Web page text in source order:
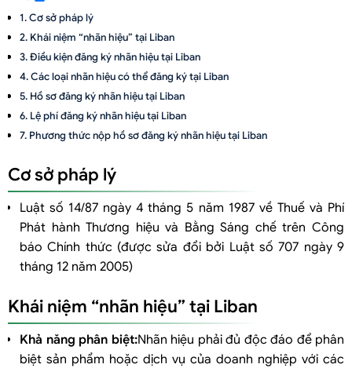
Cơ sở pháp lý
Khái niệm “nhãn hiệu” tại Liban
Điều kiện đăng ký nhãn hiệu tại Liban
Các loại nhãn hiệu có thể đăng ký tại Liban
Hồ sơ đăng ký nhãn hiệu tại Liban
Lệ phí đăng ký nhãn hiệu tại Liban
Phương thức nộp hồ sơ đăng ký nhãn hiệu tại Liban
Cơ sở pháp lý
Luật số 14/87 ngày 4 tháng 5 năm 1987 về Thuế và Phí
Phát hành Thương hiệu và Bằng Sáng chế trên Công
báo Chính thức (được sửa đổi bởi Luật số 707 ngày 9
tháng 12 năm 2005)
Khái niệm “nhãn hiệu” tại Liban
Khả năng phân biệt:Nhãn hiệu phải đủ độc đáo để phân
biệt sản phẩm hoặc dịch vụ của doanh nghiệp với các